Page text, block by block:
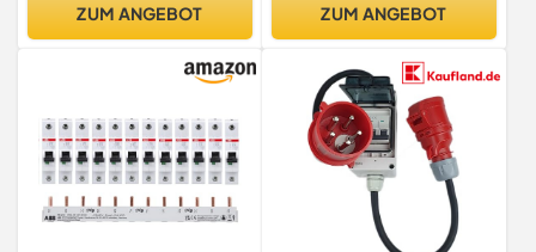
ZUM ANGEBOT ZUM ANGEBOT